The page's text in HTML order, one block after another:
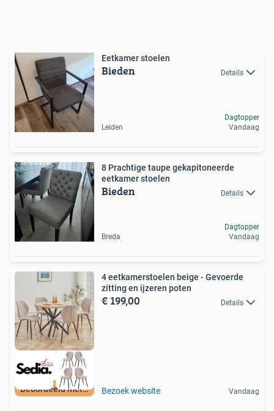
Eetkamer stoelen
Bieden Details
Leiden
Dagtopper
Vandaag
8 Prachtige taupe gekapitoneerde
eetkamer stoelen
Bieden Details
Breda
Dagtopper
Vandaag
Beoordeeld met 9+
4 eetkamerstoelen beige - Gevoerde
zitting en ijzeren poten
€ 199,00 Details
Bezoek website Vandaag